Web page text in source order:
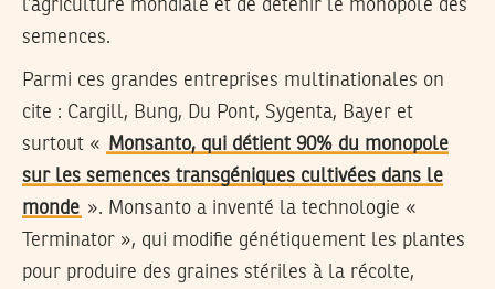
l’agriculture mondiale et de détenir le monopole des
semences.
Parmi ces grandes entreprises multinationales on
cite : Cargill, Bung, Du Pont, Sygenta, Bayer et
surtout « Monsanto, qui détient 90% du monopole
sur les semences transgéniques cultivées dans le
monde ». Monsanto a inventé la technologie «
Terminator », qui modifie génétiquement les plantes
pour produire des graines stériles à la récolte,